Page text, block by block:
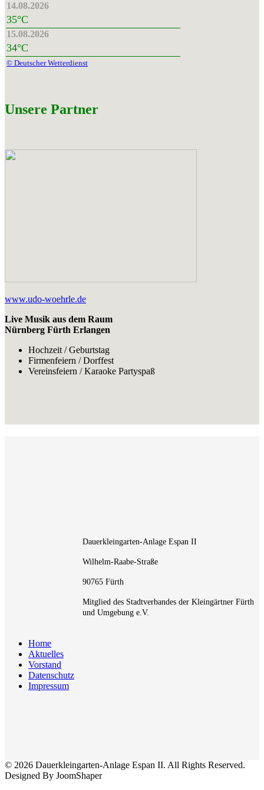
14.08.2026
35°C
15.08.2026
34°C
© Deutscher Wetterdienst
Unsere Partner
www.udo-woehrle.de
Live Musik aus dem Raum
Nürnberg Fürth Erlangen
Hochzeit / Geburtstag
Firmenfeiern / Dorffest
Vereinsfeiern / Karaoke Partyspaß
Dauerkleingarten-Anlage Espan II
Wilhelm-Raabe-Straße
90765 Fürth
Mitglied des Stadtverbandes der Kleingärtner Fürth
und Umgebung e.V.
Home
Aktuelles
Vorstand
Datenschutz
Impressum
© 2026 Dauerkleingarten-Anlage Espan II. All Rights Reserved.
Designed By JoomShaper